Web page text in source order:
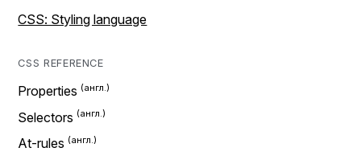
CSS: Styling language
CSS REFERENCE
Properties
Selectors
At-rules